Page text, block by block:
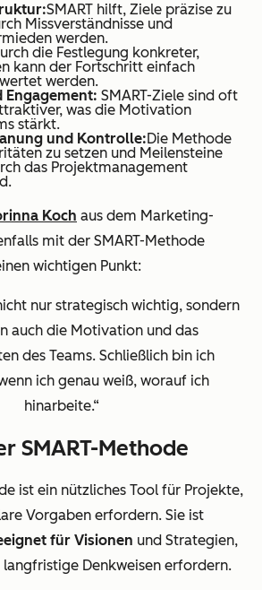
SMART hilft, Ziele präzise zu
Missverständnisse und
werden.
die Festlegung konkreter,
kann der Fortschritt einfach
werden.
Engagement: SMART-Ziele sind oft
was die Motivation
stärkt.
und Kontrolle:Die Methode
zu setzen und Meilensteine
das Projektmanagement
Koch aus dem Marketing-
mit der SMART-Methode
wichtigen Punkt:
nur strategisch wichtig, sondern
auch die Motivation und das
des Teams. Schließlich bin ich
ich genau weiß, worauf ich
hinarbeite.“
SMART-Methode
ist ein nützliches Tool für Projekte,
Vorgaben erfordern. Sie ist
für Visionen und Strategien,
Denkweisen erfordern.